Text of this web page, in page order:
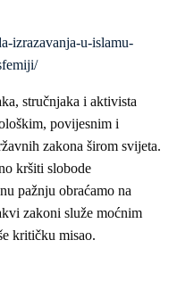
izrazavanja-u-islamu-
stručnjaka i aktivista
povijesnim i
zakona širom svijeta.
kršiti slobode
pažnju obraćamo na
zakoni služe moćnim
kritičku misao.